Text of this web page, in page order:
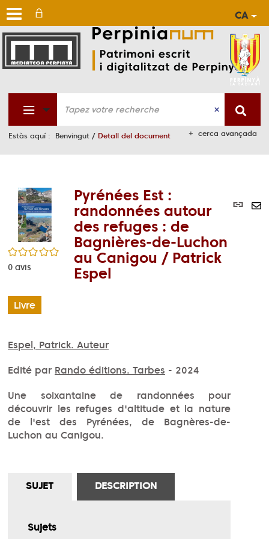
CA
Aller
au
Aller
au
Aller
à
la
cerca avançada
Estàs aquí : Benvingut / Detall del document
/5
0 avis
Pyrénées Est :
randonnées autour
des refuges : de
Bagnières-de-Luchon
au Canigou / Patrick
Espel
Livre
Espel, Patrick. Auteur
Edité par Rando éditions. Tarbes - 2024
Une soixantaine de randonnées pour
découvrir les refuges d'altitude et la nature
de l'est des Pyrénées, de Bagnères-de-
Luchon au Canigou.
SUJET DESCRIPTION
Sujets